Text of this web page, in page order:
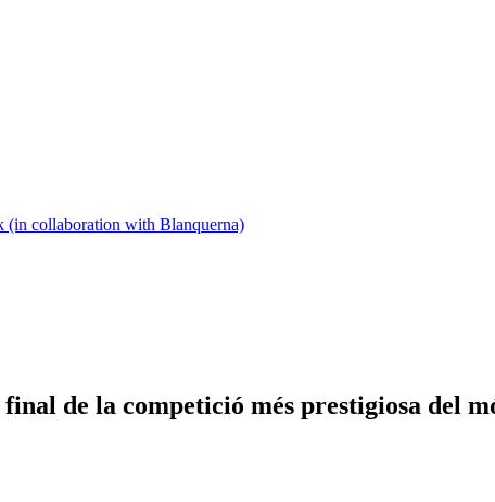
(in collaboration with Blanquerna)
de la competició més prestigiosa del